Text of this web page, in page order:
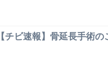
【チビ速報】骨延長手術